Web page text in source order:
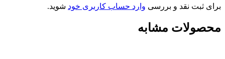
برای ثبت نقد و بررسی وارد حساب کاربری خود شوید.
محصولات مشابه